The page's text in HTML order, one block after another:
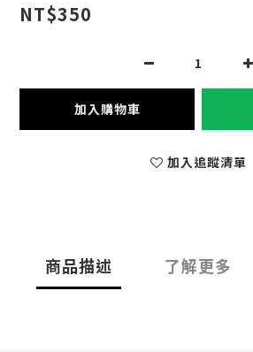
NT$350
加入購物車
加入追蹤清單
商品描述 了解更多